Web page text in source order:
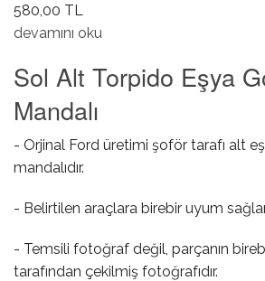
580,00 TL
Dörtlü Sinyal / Kapı İç Kilitleme
devamını oku
Sol Alt Torpido Eşya
Mandalı
- Orjinal Ford üretimi şoför tarafı alt
mandalıdır.
- Belirtilen araçlara birebir uyum
- Temsili fotoğraf değil, parçanın
tarafından çekilmiş fotoğrafıdır.